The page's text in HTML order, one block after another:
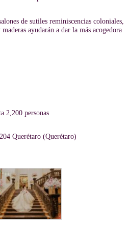
de sutiles reminiscencias coloniales,
ayudarán a dar la más acogedora
2,200 personas
Querétaro (Querétaro)